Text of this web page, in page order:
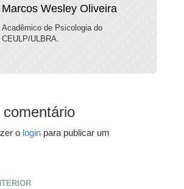
Marcos Wesley Oliveira
Acadêmico de Psicologia do
CEULP/ULBRA.
o login para publicar um